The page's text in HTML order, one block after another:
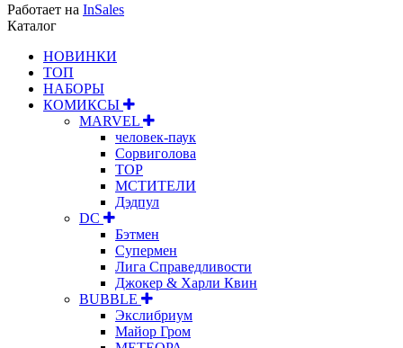
Работает на InSales
Каталог
НОВИНКИ
ТОП
НАБОРЫ
КОМИКСЫ
MARVEL
человек-паук
Сорвиголова
ТОР
МСТИТЕЛИ
Дэдпул
DC
Бэтмен
Супермен
Лига Справедливости
Джокер & Харли Квин
BUBBLE
Экслибриум
Майор Гром